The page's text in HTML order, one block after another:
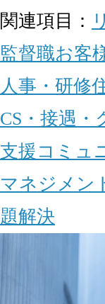
関連項目：
監督職お客
人事・研修
CS・接遇・
支援 コミュ
マネジメン
題解決